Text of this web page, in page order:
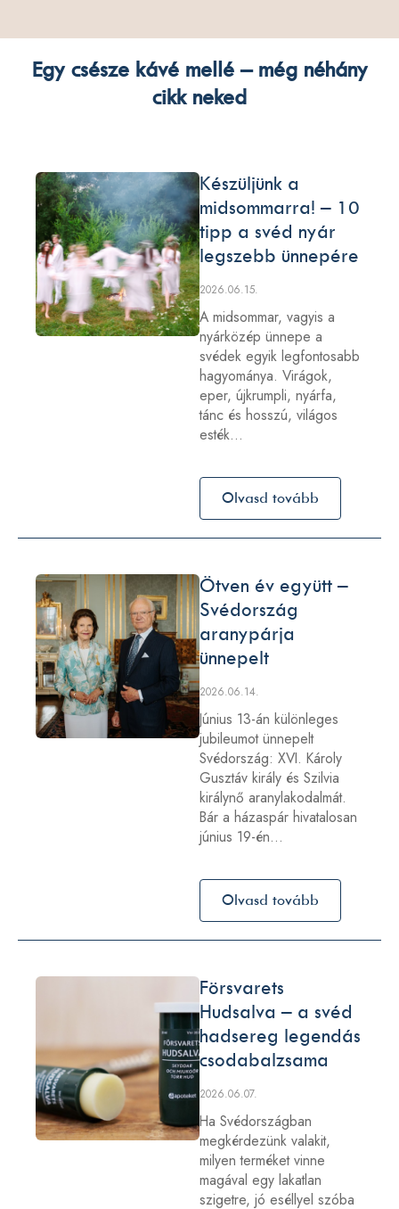
Egy csésze kávé mellé – még néhány
cikk neked
Készüljünk a
midsommarra! – 10
tipp a svéd nyár
legszebb ünnepére
2026.06.15.
A midsommar, vagyis a
nyárközép ünnepe a
svédek egyik legfontosabb
hagyománya. Virágok,
eper, újkrumpli, nyárfa,
tánc és hosszú, világos
esték…
Olvasd tovább
Ötven év együtt –
Svédország
aranypárja
ünnepelt
2026.06.14.
Június 13-án különleges
jubileumot ünnepelt
Svédország: XVI. Károly
Gusztáv király és Szilvia
királynő aranylakodalmát.
Bár a házaspár hivatalosan
június 19-én…
Olvasd tovább
Försvarets
Hudsalva – a svéd
hadsereg legendás
csodabalzsama
2026.06.07.
Ha Svédországban
megkérdezünk valakit,
milyen terméket vinne
magával egy lakatlan
szigetre, jó eséllyel szóba